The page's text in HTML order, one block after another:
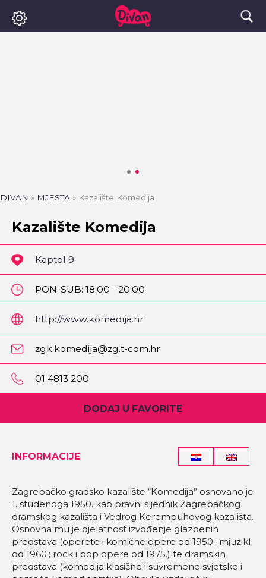
DIVAN » MJESTA » Kazalište Komedija
Kazalište Komedija
Kaptol 9
PON-SUB: 18:00 - 20:00
http://www.komedija.hr
zgk.komedija@zg.t-com.hr
01 4813 200
DODAJ U FAVORITE
INFORMACIJE
Zagrebačko gradsko kazalište “Komedija” osnovano je
1. studenoga 1950. kao pravni sljednik Zagrebačkog
dramskog kazališta i Vedrog Kerempuhovog kazališta.
Osnovna mu je djelatnost izvođenje glazbenih
predstava (operete i komične opere od 1950.; mjuzikl
od 1960.; rock i pop opere od 1975.) te dramskih
predstava (komedija klasične i suvremene svjetske i